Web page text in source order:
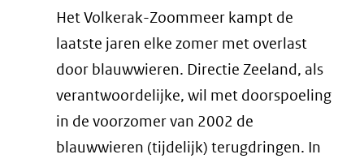
Het Volkerak-Zoommeer kampt de
laatste jaren elke zomer met overlast
door blauwwieren. Directie Zeeland, als
verantwoordelijke, wil met doorspoeling
in de voorzomer van 2002 de
blauwwieren (tijdelijk) terugdringen. In